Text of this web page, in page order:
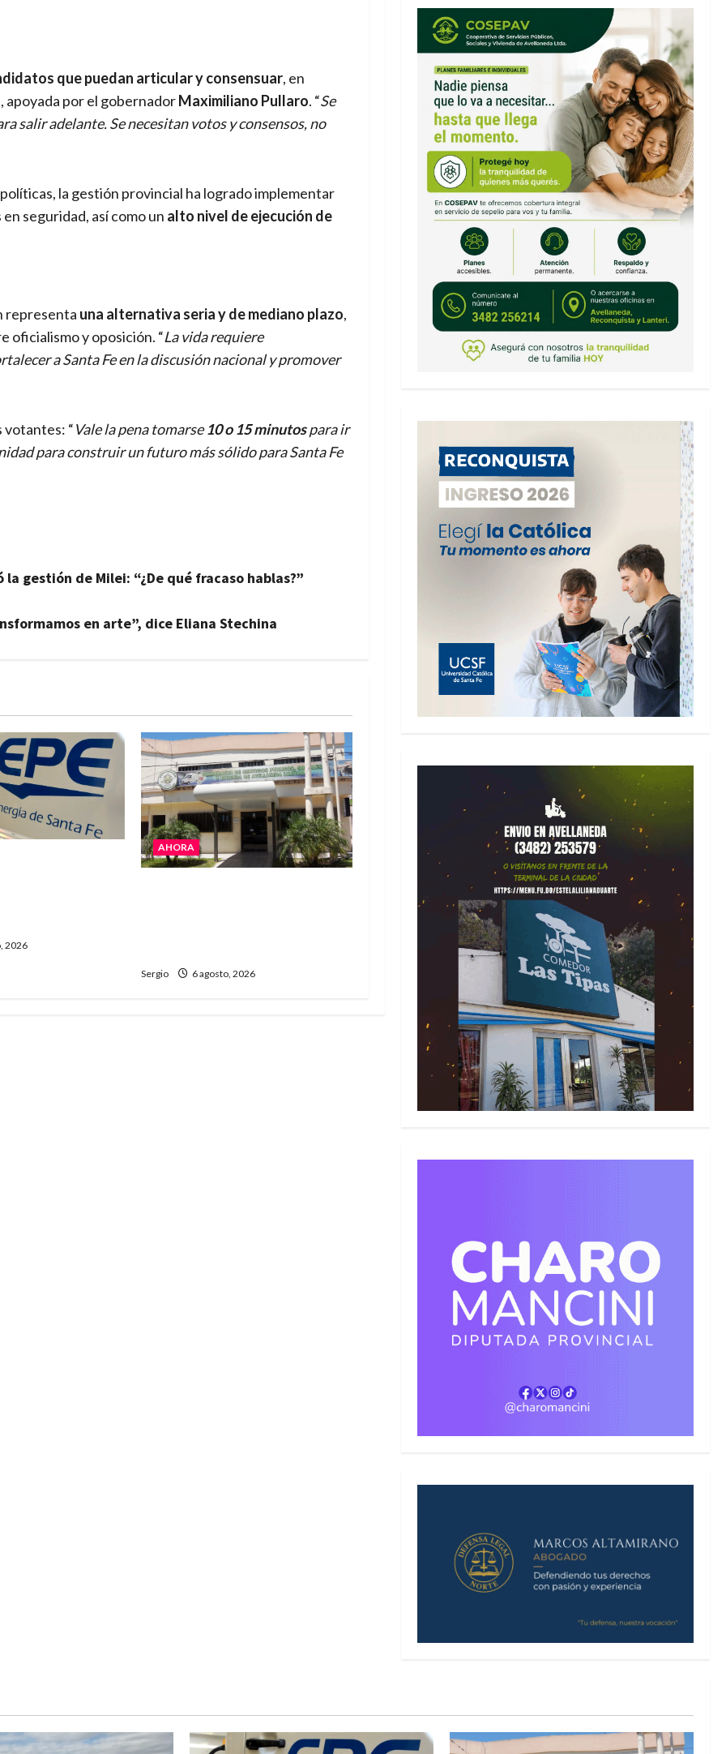
que puedan articular y consensuar, en
, apoyada por el gobernadorMaximiliano Pullaro. “Se
salir adelante. Se necesitan votos y consensos, no
la gestión provincial ha logrado implementar
seguridad, así como un alto nivel de ejecución de
representa una alternativa seria y de mediano plazo,
oficialismo y oposición. “La vida requiere
a Santa Fe en la discusión nacional y promover
votantes: “Vale la pena tomarse10 o 15 minutospara ir
para construir un futuro más sólido para Santa Fe
gestión de Milei: “¿De qué fracaso hablas?”
en arte”, dice Eliana Stechina
2026
AHORA
Sergio 6 agosto, 2026